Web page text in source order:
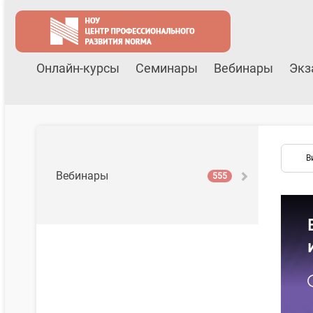
Онлайн-курсы Семинары Вебинары
Вебинары 555